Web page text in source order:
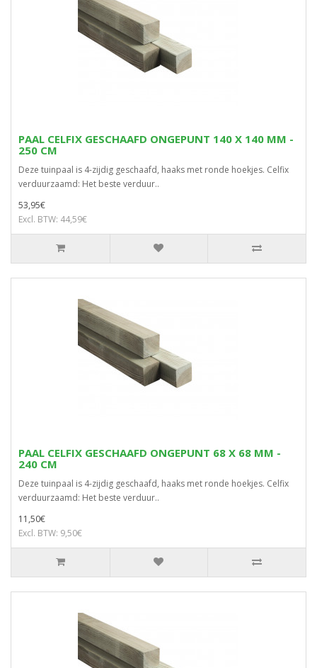
PAAL CELFIX GESCHAAFD ONGEPUNT 140 X 140 MM -
250 CM
Deze tuinpaal is 4-zijdig geschaafd, haaks met ronde hoekjes. Celfix
verduurzaamd: Het beste verduur..
53,95€
Excl. BTW: 44,59€
PAAL CELFIX GESCHAAFD ONGEPUNT 68 X 68 MM -
240 CM
Deze tuinpaal is 4-zijdig geschaafd, haaks met ronde hoekjes. Celfix
verduurzaamd: Het beste verduur..
11,50€
Excl. BTW: 9,50€